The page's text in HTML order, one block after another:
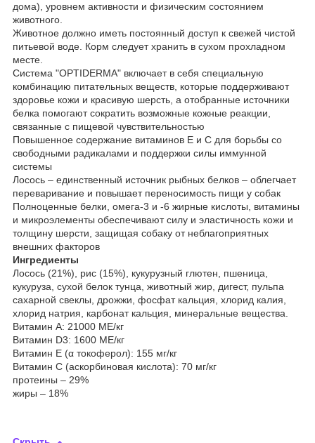
дома), уровнем активности и физическим состоянием
животного.
Животное должно иметь постоянный доступ к свежей чистой
питьевой воде. Корм следует хранить в сухом прохладном
месте.
Система "OPTIDERMA" включает в себя специальную
комбинацию питательных веществ, которые поддерживают
здоровье кожи и красивую шерсть, а отобранные источники
белка помогают сократить возможные кожные реакции,
связанные с пищевой чувствительностью
Повышенное содержание витаминов Е и С для борьбы со
свободными радикалами и поддержки силы иммунной
системы
Лосось – единственный источник рыбных белков – облегчает
переваривание и повышает переносимость пищи у собак
Полноценные белки, омега-3 и -6 жирные кислоты, витамины
и микроэлементы обеспечивают силу и эластичность кожи и
толщину шерсти, защищая собаку от неблагоприятных
внешних факторов
Ингредиенты
Лосось (21%), рис (15%), кукурузный глютен, пшеница,
кукуруза, сухой белок тунца, животный жир, дигест, пульпа
сахарной свеклы, дрожжи, фосфат кальция, хлорид калия,
хлорид натрия, карбонат кальция, минеральные вещества.
Витамин А: 21000 МЕ/кг
Витамин D3: 1600 МЕ/кг
Витамин E (α токоферол): 155 мг/кг
Витамин C (аскорбиновая кислота): 70 мг/кг
протеины – 29%
жиры – 18%